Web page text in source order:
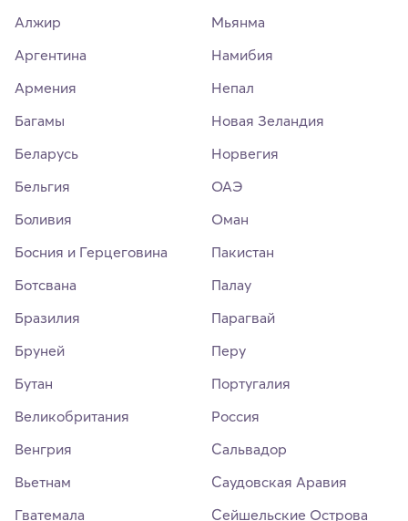
Алжир
Аргентина
Армения
Багамы
Беларусь
Бельгия
Боливия
Босния и Герцеговина
Ботсвана
Бразилия
Бруней
Бутан
Великобритания
Венгрия
Вьетнам
Гватемала
Мьянма
Намибия
Непал
Новая Зеландия
Норвегия
ОАЭ
Оман
Пакистан
Палау
Парагвай
Перу
Португалия
Россия
Сальвадор
Саудовская Аравия
Сейшельские Острова